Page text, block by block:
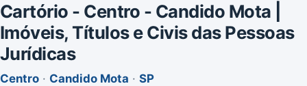
Cartório - Centro - Candido Mota |
Imóveis, Títulos e Civis das Pessoas
Jurídicas
Centro · Candido Mota · SP